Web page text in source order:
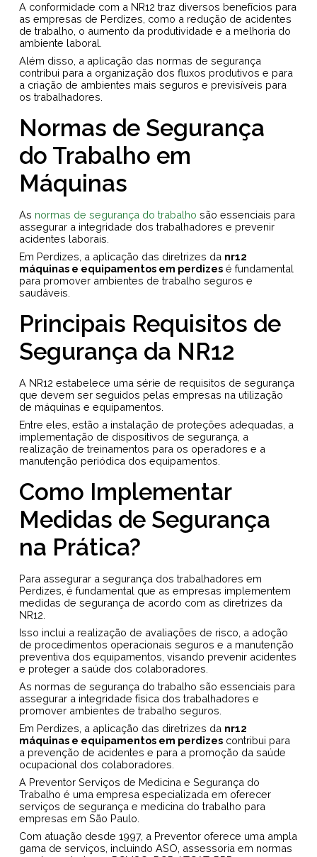
A conformidade com a NR12 traz diversos benefícios para
as empresas de Perdizes, como a redução de acidentes
de trabalho, o aumento da produtividade e a melhoria do
ambiente laboral.
Além disso, a aplicação das normas de segurança
contribui para a organização dos fluxos produtivos e para
a criação de ambientes mais seguros e previsíveis para
os trabalhadores.
Normas de Segurança
do Trabalho em
Máquinas
As normas de segurança do trabalho são essenciais para
assegurar a integridade dos trabalhadores e prevenir
acidentes laborais.
Em Perdizes, a aplicação das diretrizes da nr12
máquinas e equipamentos em perdizes é fundamental
para promover ambientes de trabalho seguros e
saudáveis.
Principais Requisitos de
Segurança da NR12
A NR12 estabelece uma série de requisitos de segurança
que devem ser seguidos pelas empresas na utilização
de máquinas e equipamentos.
Entre eles, estão a instalação de proteções adequadas, a
implementação de dispositivos de segurança, a
realização de treinamentos para os operadores e a
manutenção periódica dos equipamentos.
Como Implementar
Medidas de Segurança
na Prática?
Para assegurar a segurança dos trabalhadores em
Perdizes, é fundamental que as empresas implementem
medidas de segurança de acordo com as diretrizes da
NR12.
Isso inclui a realização de avaliações de risco, a adoção
de procedimentos operacionais seguros e a manutenção
preventiva dos equipamentos, visando prevenir acidentes
e proteger a saúde dos colaboradores.
As normas de segurança do trabalho são essenciais para
assegurar a integridade física dos trabalhadores e
promover ambientes de trabalho seguros.
Em Perdizes, a aplicação das diretrizes da nr12
máquinas e equipamentos em perdizes contribui para
a prevenção de acidentes e para a promoção da saúde
ocupacional dos colaboradores.
A Preventor Serviços de Medicina e Segurança do
Trabalho é uma empresa especializada em oferecer
serviços de segurança e medicina do trabalho para
empresas em São Paulo.
Com atuação desde 1997, a Preventor oferece uma ampla
gama de serviços, incluindo ASO, assessoria em normas